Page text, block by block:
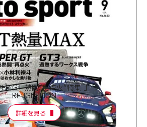
GT 熱闘“再点火”特集 ］
RE:IGNITION
詳細を見る